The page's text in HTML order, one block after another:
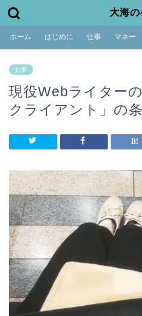
大海
ホーム はじめに 仕事 マネー
仕事
現役Webライター
クライアント」の